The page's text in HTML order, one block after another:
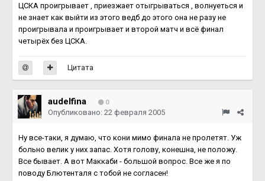
ЦСКА проигрывает , приезжает отыгрываться , волнуеться и
не знает как выйти из этого ведб до этого она не разу не
проигрывала и проигрывает и второй матч и всё финал
четырёх без ЦСКА.
Цитата
audelfina 0
Опубликовано: 22 февраля 2005
Ну все-таки, я думаю, что кони мимо финала не пролетят. Уж
больно велик у них запас. Хотя голову, конешна, не положу.
Все бывает. А вот Маккаби - большой вопрос. Все же я по
поводу Блютенталя с тобой не согласен!